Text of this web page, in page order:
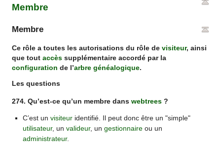
Membre
Membre
Ce rôle a toutes les autorisations du rôle devisiteur, ainsi
que toutaccès supplémentaire accordé par la
configuration de l’arbre généalogique.
Les questions
274. Qu’est-ce qu’un membre danswebtrees ?
C’est un visiteuridentifié. Il peut donc être un "simple"
utilisateur, un valideur, un gestionnaireou un
administrateur.